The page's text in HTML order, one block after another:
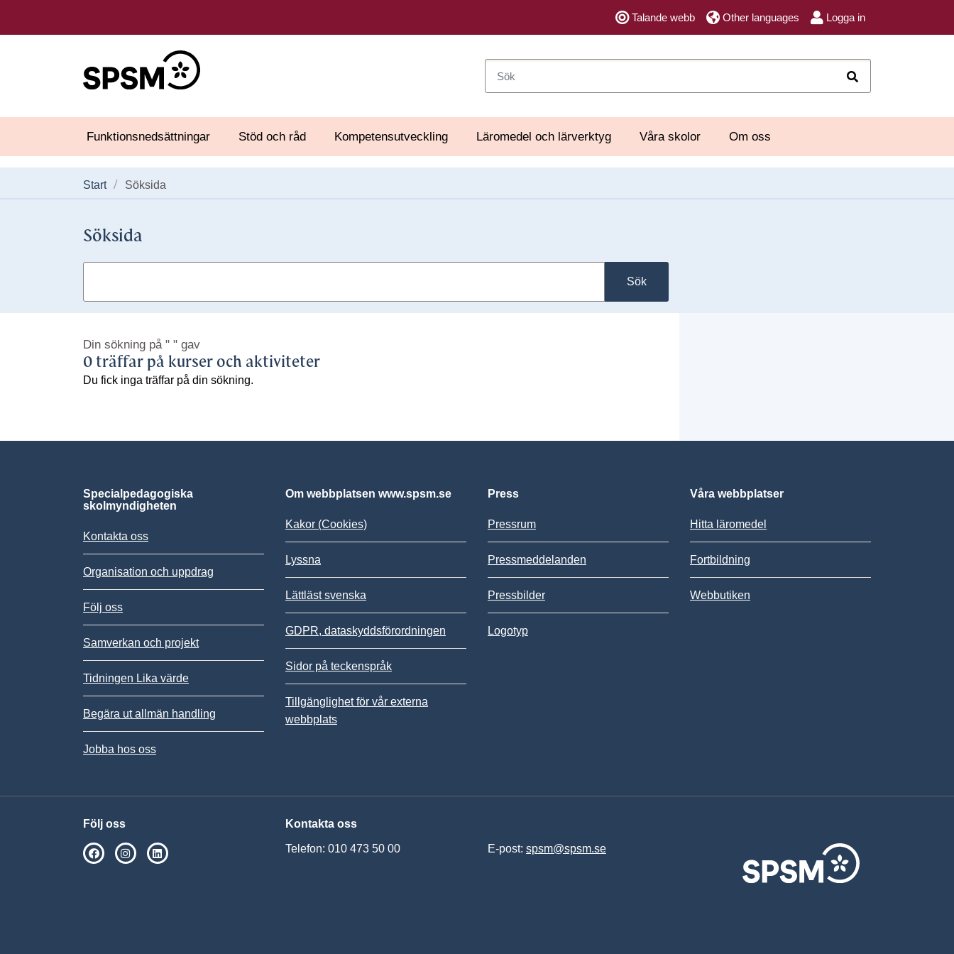
Talande webb Other languages Logga in
Funktionsnedsättningar Stöd och råd Kompetensutveckling Läromedel och lärverktyg Våra skolor Om oss
Start Söksida
Söksida
Sök
Din sökning på " " gav
0 träffar på kurser och aktiviteter
Du fick inga träffar på din sökning.
Specialpedagogiska
skolmyndigheten
Kontakta oss
Organisation och uppdrag
Följ oss
Samverkan och projekt
Tidningen Lika värde
Begära ut allmän handling
Jobba hos oss
Om webbplatsen www.spsm.se
Kakor (Cookies)
Lyssna
Lättläst svenska
GDPR, dataskyddsförordningen
Sidor på teckenspråk
Tillgänglighet för vår externa
webbplats
Press
Pressrum
Pressmeddelanden
Pressbilder
Logotyp
Våra webbplatser
Hitta läromedel
Fortbildning
Webbutiken
Följ oss
SPSM på Facebook
SPSM på Instagram
Kontakta oss
Telefon: 010 473 50 00 E-post: spsm@spsm.se